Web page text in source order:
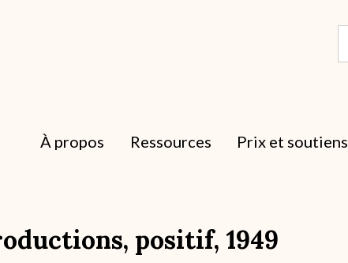
À propos Ressources Prix et soutiens
positif, 1949